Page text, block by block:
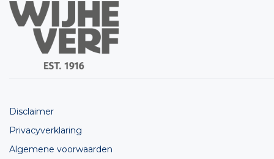
Disclaimer
Privacyverklaring
Algemene voorwaarden